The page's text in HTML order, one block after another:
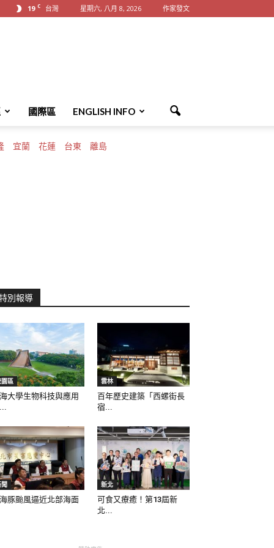
19 C 台灣 星期六, 八月 8, 2026 作家發文
國際區 ENGLISH INFO
宜蘭 花蓮 台東 離島
別報導
區
大學生物科技與應用
雲林
百年歷史建築「西螺街長
宿...
豚颱風逼近北部海面
新北
可食又療癒！第13屆新
北...